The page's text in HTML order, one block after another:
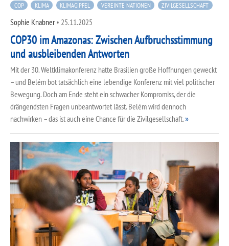
COP KLIMA KLIMAGIPFEL VEREINTE NATIONEN ZIVILGESELLSCHAFT
Sophie Knabner• 25.11.2025
COP30 im Amazonas: Zwischen Aufbruchsstimmung
und ausbleibenden Antworten
Mit der 30. Weltklimakonferenz hatte Brasilien große Hoffnungen geweckt
– und Belém bot tatsächlich eine lebendige Konferenz mit viel politischer
Bewegung. Doch am Ende steht ein schwacher Kompromiss, der die
drängendsten Fragen unbeantwortet lässt. Belém wird dennoch
nachwirken – das ist auch eine Chance für die Zivilgesellschaft.